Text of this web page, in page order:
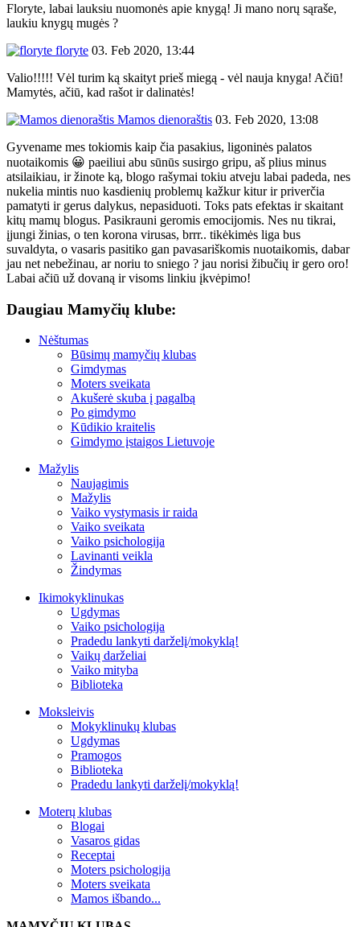
Floryte, labai lauksiu nuomonės apie knygą! Ji mano norų sąraše,
laukiu knygų mugės ?
floryte 03. Feb 2020, 13:44
Valio!!!!! Vėl turim ką skaityt prieš miegą - vėl nauja knyga! Ačiū!
Mamytės, ačiū, kad rašot ir dalinatės!
Mamos dienoraštis 03. Feb 2020, 13:08
Gyvename mes tokiomis kaip čia pasakius, ligoninės palatos
nuotaikomis 😀 paeiliui abu sūnūs susirgo gripu, aš plius minus
atsilaikiau, ir žinote ką, blogo rašymai tokiu atveju labai padeda, nes
nukelia mintis nuo kasdienių problemų kažkur kitur ir priverčia
pamatyti ir gerus dalykus, nepasiduoti. Toks pats efektas ir skaitant
kitų mamų blogus. Pasikrauni geromis emocijomis. Nes nu tikrai,
įjungi žinias, o ten korona virusas, brrr.. tikėkimės liga bus
suvaldyta, o vasaris pasitiko gan pavasariškomis nuotaikomis, dabar
jau net nebežinau, ar noriu to sniego ? jau norisi žibučių ir gero oro!
Labai ačiū už dovaną ir visoms linkiu įkvėpimo!
Daugiau Mamyčių klube:
Nėštumas
Būsimų mamyčių klubas
Gimdymas
Moters sveikata
Akušerė skuba į pagalbą
Po gimdymo
Kūdikio kraitelis
Gimdymo įstaigos Lietuvoje
Mažylis
Naujagimis
Mažylis
Vaiko vystymasis ir raida
Vaiko sveikata
Vaiko psichologija
Lavinanti veikla
Žindymas
Ikimokyklinukas
Ugdymas
Vaiko psichologija
Pradedu lankyti darželį/mokyklą!
Vaikų darželiai
Vaiko mityba
Biblioteka
Moksleivis
Mokyklinukų klubas
Ugdymas
Pramogos
Biblioteka
Pradedu lankyti darželį/mokyklą!
Moterų klubas
Blogai
Vasaros gidas
Receptai
Moters psichologija
Moters sveikata
Mamos išbando...